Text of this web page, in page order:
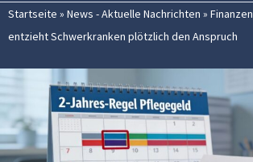
Startseite » News - Aktuelle Nachrichten » Finanzen
entzieht Schwerkranken plötzlich den Anspruch